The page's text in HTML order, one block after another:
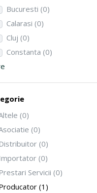
Bucuresti (0)
Calarasi (0)
Cluj (0)
Constanta (0)
(0)
(0)
(0)
(0)
Servicii (0)
(1)